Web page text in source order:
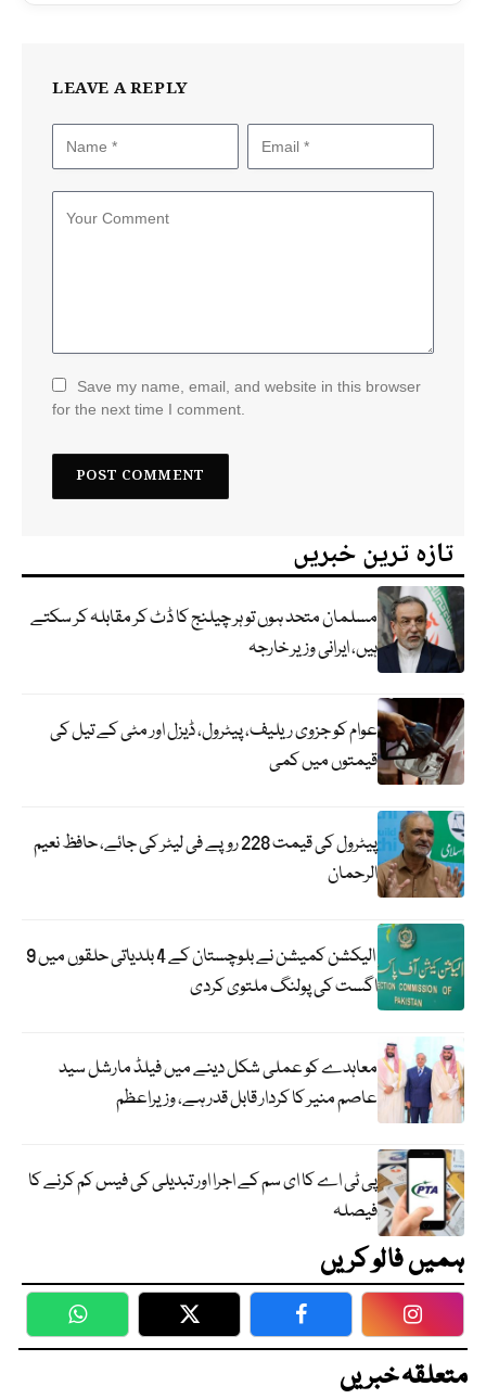
LEAVE A REPLY
Save my name, email, and website in this browser
for the next time I comment.
تازہ ترین خبریں
مسلمان متحد ہوں تو ہر چیلنج کا ڈٹ کر مقابلہ کر سکتے
ہیں، ایرانی وزیر خارجہ
عوام کو جزوی ریلیف، پیٹرول، ڈیزل اور مٹی کے تیل کی
قیمتوں میں کمی
پیٹرول کی قیمت 228 روپے فی لیٹر کی جائے، حافظ نعیم
الرحمان
الیکشن کمیشن نے بلوچستان کے 4 بلدیاتی حلقوں میں 9
اگست کی پولنگ ملتوی کردی
معاہدے کو عملی شکل دینے میں فیلڈ مارشل سید
عاصم منیر کا کردار قابل قدر ہے، وزیراعظم
پی ٹی اے کا ای سم کے اجرا اور تبدیلی کی فیس کم کرنے کا
فیصلہ
ہمیں فالو کریں
WhatsApp Twitter Facebook
متعلقہ خبریں